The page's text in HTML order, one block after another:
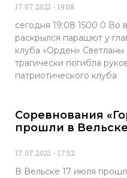
17.07.2021 19:08
сегодня 19:08 1500 0 Во
раскрылся парашют у
клуба «Орден» Светланы
трагически погибла
патриотического клуба
Соревнования
прошли в Вельске
17.07.2021 17:52
В Вельске 17 июля